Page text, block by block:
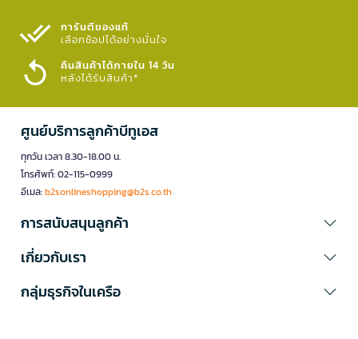
การันตีของแท้
เลือกช้อปได้อย่างมั่นใจ​
คืนสินค้าได้ภายใน 14 วัน
หลังได้รับสินค้า*
ศูนย์บริการลูกค้าบีทูเอส
ทุกวัน เวลา 8.30-18.00 น.
โทรศัพท์: 02-115-0999
อีเมล:b2sonlineshopping@b2s.co.th
การสนับสนุนลูกค้า
เกี่ยวกับเรา
กลุ่มธุรกิจในเครือ